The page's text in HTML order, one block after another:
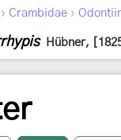
› Crambidae ›
Hübner,